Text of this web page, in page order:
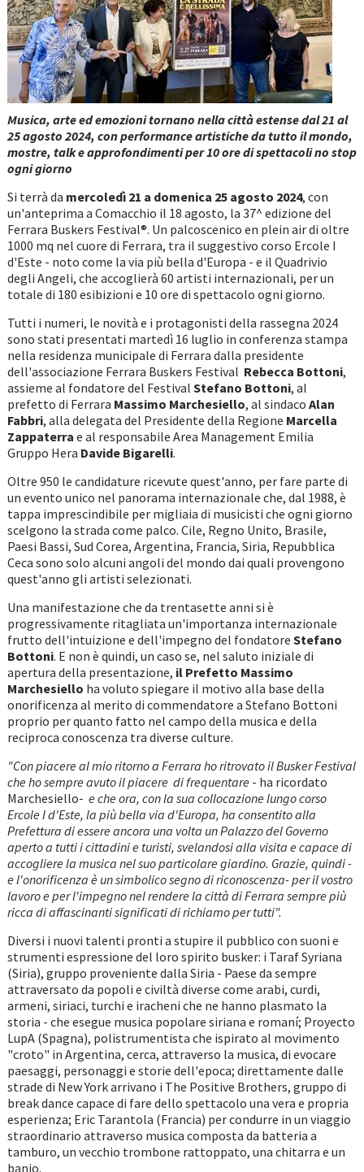
Musica, arte ed emozioni tornano nella città estense dal 21 al
25 agosto 2024, con performance artistiche da tutto il mondo,
mostre, talk e approfondimenti per 10 ore di spettacoli no stop
ogni giorno
Si terrà da mercoledì 21 a domenica 25 agosto 2024, con
un'anteprima a Comacchio il 18 agosto, la 37^ edizione del
Ferrara Buskers Festival®. Un palcoscenico en plein air di oltre
1000 mq nel cuore di Ferrara, tra il suggestivo corso Ercole I
d'Este - noto come la via più bella d'Europa - e il Quadrivio
degli Angeli, che accoglierà 60 artisti internazionali, per un
totale di 180 esibizioni e 10 ore di spettacolo ogni giorno.
Tutti i numeri, le novità e i protagonisti della rassegna 2024
sono stati presentati martedì 16 luglio in conferenza stampa
nella residenza municipale di Ferrara dalla presidente
dell'associazione Ferrara Buskers Festival Rebecca Bottoni,
assieme al fondatore del Festival Stefano Bottoni, al
prefetto di Ferrara Massimo Marchesiello, al sindaco Alan
Fabbri, alla delegata del Presidente della Regione Marcella
Zappaterra e al responsabile Area Management Emilia
Gruppo Hera Davide Bigarelli.
Oltre 950 le candidature ricevute quest'anno, per fare parte di
un evento unico nel panorama internazionale che, dal 1988, è
tappa imprescindibile per migliaia di musicisti che ogni giorno
scelgono la strada come palco. Cile, Regno Unito, Brasile,
Paesi Bassi, Sud Corea, Argentina, Francia, Siria, Repubblica
Ceca sono solo alcuni angoli del mondo dai quali provengono
quest'anno gli artisti selezionati.
Una manifestazione che da trentasette anni si è
progressivamente ritagliata un'importanza internazionale
frutto dell'intuizione e dell'impegno del fondatore Stefano
Bottoni. E non è quindi, un caso se, nel saluto iniziale di
apertura della presentazione, il Prefetto Massimo
Marchesiello ha voluto spiegare il motivo alla base della
onorificenza al merito di commendatore a Stefano Bottoni
proprio per quanto fatto nel campo della musica e della
reciproca conoscenza tra diverse culture.
"Con piacere al mio ritorno a Ferrara ho ritrovato il Busker Festival
che ho sempre avuto il piacere di frequentare - ha ricordato
Marchesiello- e che ora, con la sua collocazione lungo corso
Ercole I d'Este, la più bella via d'Europa, ha consentito alla
Prefettura di essere ancora una volta un Palazzo del Governo
aperto a tutti i cittadini e turisti, svelandosi alla visita e capace di
accogliere la musica nel suo particolare giardino. Grazie, quindi -
e l'onorificenza è un simbolico segno di riconoscenza- per il vostro
lavoro e per l'impegno nel rendere la città di Ferrara sempre più
ricca di affascinanti significati di richiamo per tutti".
Diversi i nuovi talenti pronti a stupire il pubblico con suoni e
strumenti espressione del loro spirito busker: i Taraf Syriana
(Siria), gruppo proveniente dalla Siria - Paese da sempre
attraversato da popoli e civiltà diverse come arabi, curdi,
armeni, siriaci, turchi e iracheni che ne hanno plasmato la
storia - che esegue musica popolare siriana e romaní; Proyecto
LupA (Spagna), polistrumentista che ispirato al movimento
"croto" in Argentina, cerca, attraverso la musica, di evocare
paesaggi, personaggi e storie dell'epoca; direttamente dalle
strade di New York arrivano i The Positive Brothers, gruppo di
break dance capace di fare dello spettacolo una vera e propria
esperienza; Eric Tarantola (Francia) per condurre in un viaggio
straordinario attraverso musica composta da batteria a
tamburo, un vecchio trombone rattoppato, una chitarra e un
banjo.